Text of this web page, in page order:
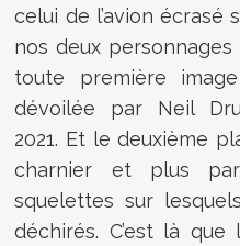
celui de l’avion écrasé
nos deux personnages
toute première
dévoilée par Neil
2021. Et le deuxième
charnier et plus
squelettes sur
déchirés. C’est là que